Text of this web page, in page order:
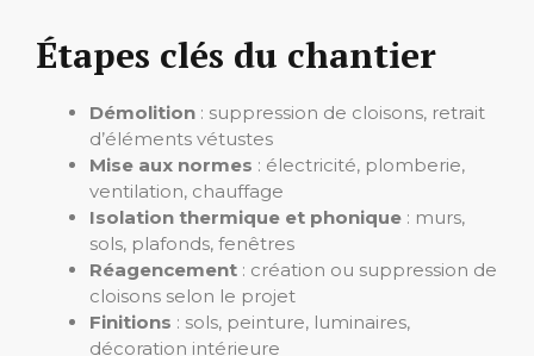
Étapes clés du chantier
Démolition : suppression de cloisons, retrait
d’éléments vétustes
Mise aux normes : électricité, plomberie,
ventilation, chauffage
Isolation thermique et phonique : murs,
sols, plafonds, fenêtres
Réagencement : création ou suppression de
cloisons selon le projet
Finitions : sols, peinture, luminaires,
décoration intérieure